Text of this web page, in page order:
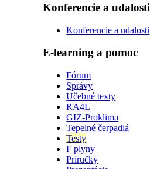
Konferencie a udalosti
Konferencie a udalosti
E-learning a pomoc
Fórum
Správy
Učebné texty
RA4L
GIZ-Proklima
Tepelné čerpadlá
Testy
F plyny
Príručky